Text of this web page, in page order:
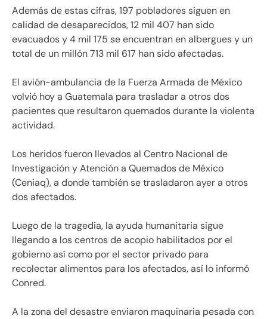
Además de estas cifras, 197 pobladores siguen en
calidad de desaparecidos, 12 mil 407 han sido
evacuados y 4 mil 175 se encuentran en albergues y un
total de un millón 713 mil 617 han sido afectadas.
El avión-ambulancia de la Fuerza Armada de México
volvió hoy a Guatemala para trasladar a otros dos
pacientes que resultaron quemados durante la violenta
actividad.
Los heridos fueron llevados al Centro Nacional de
Investigación y Atención a Quemados de México
(Ceniaq), a donde también se trasladaron ayer a otros
dos afectados.
Luego de la tragedia, la ayuda humanitaria sigue
llegando a los centros de acopio habilitados por el
gobierno así como por el sector privado para
recolectar alimentos para los afectados, así lo informó
Conred.
A la zona del desastre enviaron maquinaria pesada con